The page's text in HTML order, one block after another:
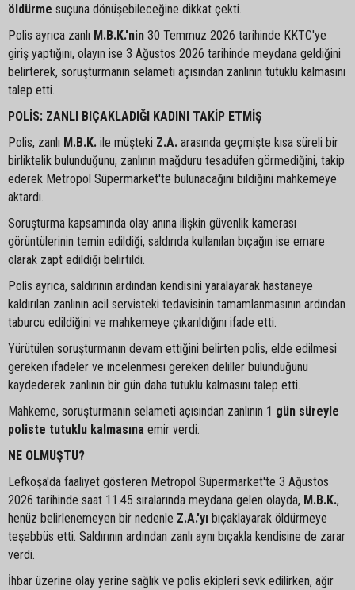
öldürme suçuna dönüşebileceğine dikkat çekti.
Polis ayrıca zanlı M.B.K.'nin 30 Temmuz 2026 tarihinde KKTC'ye
giriş yaptığını, olayın ise 3 Ağustos 2026 tarihinde meydana geldiğini
belirterek, soruşturmanın selameti açısından zanlının tutuklu kalmasını
talep etti.
POLİS: ZANLI BIÇAKLADIĞI KADINI TAKİP ETMİŞ
Polis, zanlı M.B.K. ile müşteki Z.A. arasında geçmişte kısa süreli bir
birliktelik bulunduğunu, zanlının mağduru tesadüfen görmediğini, takip
ederek Metropol Süpermarket'te bulunacağını bildiğini mahkemeye
aktardı.
Soruşturma kapsamında olay anına ilişkin güvenlik kamerası
görüntülerinin temin edildiği, saldırıda kullanılan bıçağın ise emare
olarak zapt edildiği belirtildi.
Polis ayrıca, saldırının ardından kendisini yaralayarak hastaneye
kaldırılan zanlının acil servisteki tedavisinin tamamlanmasının ardından
taburcu edildiğini ve mahkemeye çıkarıldığını ifade etti.
Yürütülen soruşturmanın devam ettiğini belirten polis, elde edilmesi
gereken ifadeler ve incelenmesi gereken deliller bulunduğunu
kaydederek zanlının bir gün daha tutuklu kalmasını talep etti.
Mahkeme, soruşturmanın selameti açısından zanlının 1 gün süreyle
poliste tutuklu kalmasına emir verdi.
NE OLMUŞTU?
Lefkoşa'da faaliyet gösteren Metropol Süpermarket'te 3 Ağustos
2026 tarihinde saat 11.45 sıralarında meydana gelen olayda, M.B.K.,
henüz belirlenemeyen bir nedenle Z.A.'yı bıçaklayarak öldürmeye
teşebbüs etti. Saldırının ardından zanlı aynı bıçakla kendisine de zarar
verdi.
İhbar üzerine olay yerine sağlık ve polis ekipleri sevk edilirken, ağır